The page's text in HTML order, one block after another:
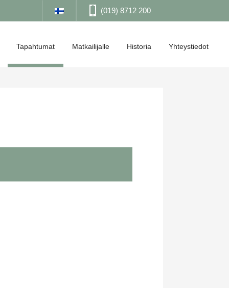
(019) 8712 200
Tapahtumat Matkailijalle Historia Yhteystiedot